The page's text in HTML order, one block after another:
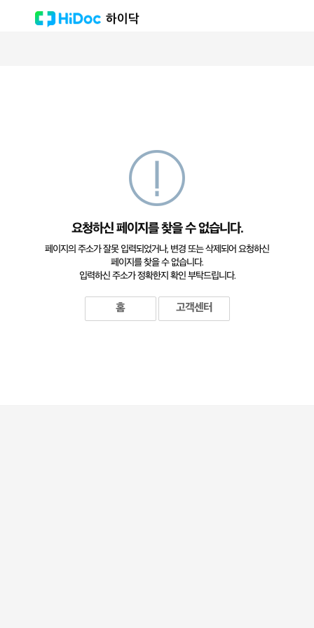
하이닥
요청하신 페이지를 찾을 수 없습니다.
페이지의 주소가 잘못 입력되었거나, 변경 또는 삭제되어 요청하신
페이지를 찾을 수 없습니다.
입력하신 주소가 정확한지 확인 부탁드립니다.
홈 고객센터